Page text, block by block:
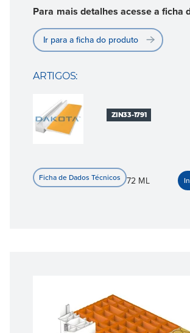
Para mais detalhes acesse a ficha
Ir para a ficha do produto
ARTIGOS:
ZIN33-1791
72 ML